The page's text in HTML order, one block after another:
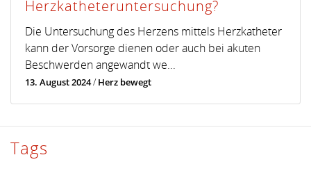
Herzkatheteruntersuchung?
Die Untersuchung des Herzens mittels Herzkatheter
kann der Vorsorge dienen oder auch bei akuten
Beschwerden angewandt we...
13. August 2024/Herz bewegt
Tags